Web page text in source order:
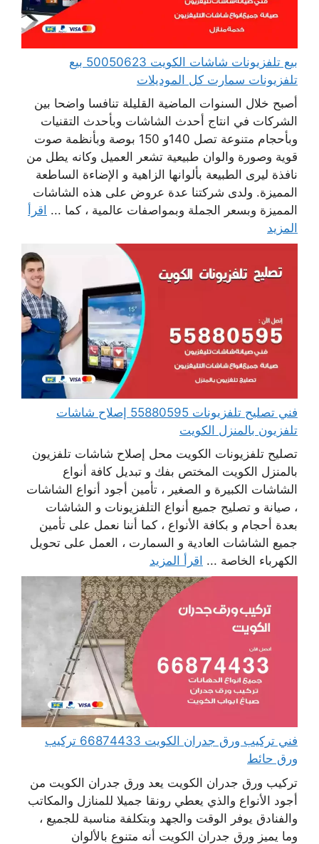
بيع تلفزيونات شاشات الكويت 50050623 بيع
تلفزيونات سمارت كل الموديلات
أصبح خلال السنوات الماضية القليلة تنافسا واضحا بين
الشركات في انتاج أحدث الشاشات وبأحدث التقنيات
وبأحجام متنوعة تصل 140و 150 بوصة وبأنظمة صوت
قوية وصورة والوان طبيعية تشعر العميل وكانه يطل من
نافذة ليرى الطبيعة بألوانها الزاهية و الإضاءة الساطعة
المميزة. ولدى شركتنا عدة عروض على هذه الشاشات
المميزة وبسعر الجملة وبمواصفات عالمية ، كما ... اقرأ
المزيد
فني تصليح تلفزيونات 55880595 إصلاح شاشات
تلفزيون بالمنزل الكويت
تصليح تلفزيونات الكويت محل إصلاح شاشات تلفزيون
بالمنزل الكويت المختص بفك و تبديل كافة أنواع
الشاشات الكبيرة و الصغير ، تأمين أجود أنواع الشاشات
، صيانة و تصليح جميع أنواع التلفزيونات و الشاشات
بعدة أحجام و بكافة الأنواع ، كما أننا نعمل على تأمين
جميع الشاشات العادية و السمارت ، العمل على تحويل
الكهرباء الخاصة ... اقرأ المزيد
فني تركيب ورق جدران الكويت 66874433 تركيب
ورق حائط
تركيب ورق جدران الكويت يعد ورق جدران الكويت من
أجود الأنواع والذي يعطي رونقا جميلا للمنازل والمكاتب
والفنادق يوفر الوقت والجهد وبتكلفة مناسبة للجميع ،
وما يميز ورق جدران الكويت أنه متنوع بالألوان